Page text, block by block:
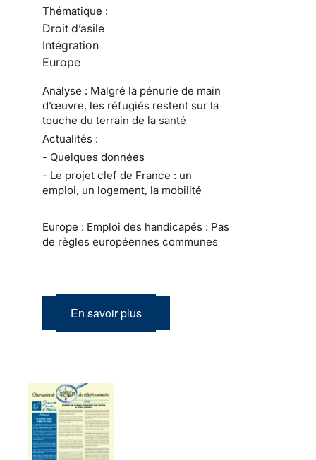
Thématique :
Droit d’asile
Intégration
Europe
Analyse : Malgré la pénurie de main
d’œuvre, les réfugiés restent sur la
touche du terrain de la santé
Actualités :
- Quelques données
- Le projet clef de France : un
emploi, un logement, la mobilité
Europe : Emploi des handicapés : Pas
de règles européennes communes
En savoir plus